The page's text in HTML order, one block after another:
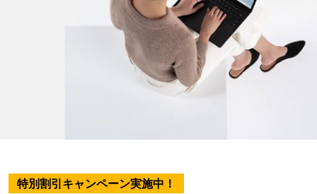
特別割引キャンペーン実施中！